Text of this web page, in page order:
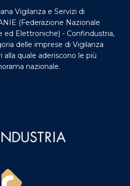
Vigilanza e Servizi di
(Federazione Nazionale
Elettroniche) - Confindustria,
delle imprese di Vigilanza
alla quale aderiscono le più
nazionale.